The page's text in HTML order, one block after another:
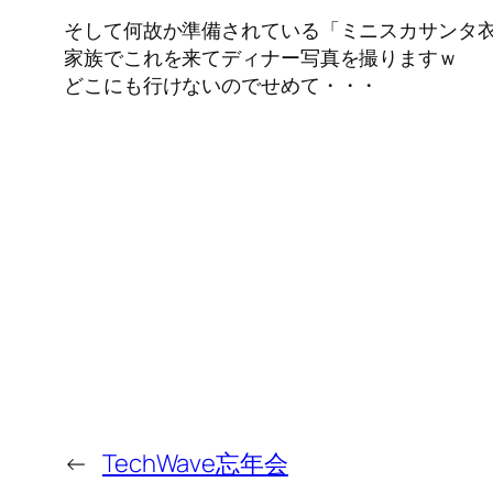
そして何故か準備されている「ミニスカサンタ
家族でこれを来てディナー写真を撮りますｗ
どこにも行けないのでせめて・・・
← TechWave忘年会